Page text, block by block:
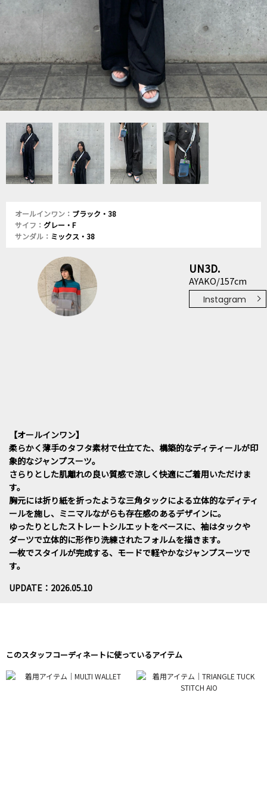
オールインワン： ブラック・38
サイフ： グレー・F
サンダル： ミックス・38
UN3D.
AYAKO/157cm
Instagram
【オールインワン】
柔らかく薄手のタフタ素材で仕立てた、構築的なディティールが印
象的なジャンプスーツ。
さらりとした肌離れの良い質感で涼しく快適にご着用いただけま
す。
胸元には折り紙を折ったような三角タックによる立体的なディティ
ールを施し、ミニマルながらも存在感のあるデザインに。
ゆったりとしたストレートシルエットをベースに、袖はタックや
ダーツで立体的に形作り洗練されたフォルムを描きます。
一枚でスタイルが完成する、モードで軽やかなジャンプスーツで
す。
UPDATE：2026.05.10
このスタッフコーディネートに使っているアイテム